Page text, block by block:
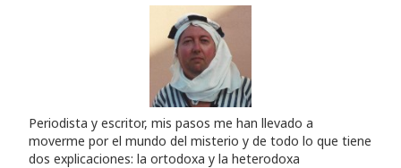
Periodista y escritor, mis pasos me han llevado a
moverme por el mundo del misterio y de todo lo que tiene
dos explicaciones: la ortodoxa y la heterodoxa